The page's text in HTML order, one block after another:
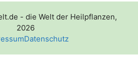
- die Welt der Heilpflanzen,
2026
Datenschutz